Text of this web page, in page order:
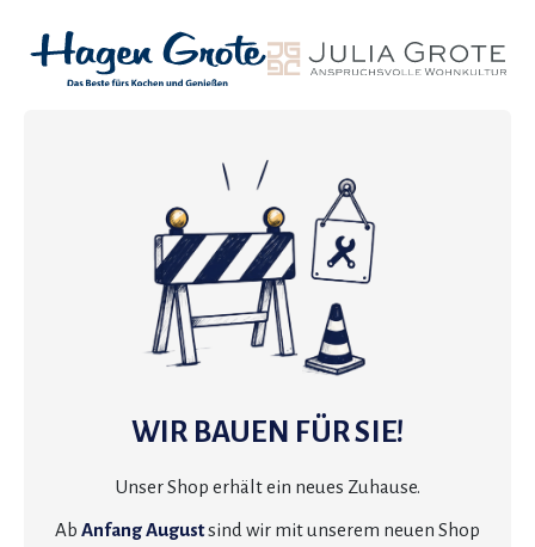
WIR BAUEN FÜR SIE!
Unser Shop erhält ein neues Zuhause.
Ab Anfang Augustsind wir mit unserem neuen Shop